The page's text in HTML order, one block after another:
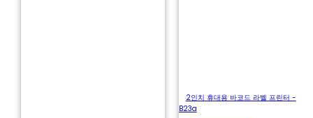
2인치 휴대용 바코드 라벨 프린터 -
B23a